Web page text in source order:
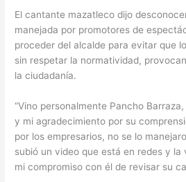
El cantante mazatleco dijo
manejada por promotores de
proceder del alcalde para evitar que
sin respetar la normatividad,
la ciudadanía.
“Vino personalmente Pancho
y mi agradecimiento por su
por los empresarios, no se lo
subió un video que está en redes y la
mi compromiso con él de revisar su